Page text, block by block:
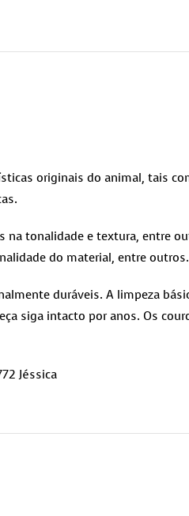
originais do animal, tais
na tonalidade e textura, entre
do material, entre outros.
duráveis. A limpeza
siga intacto por anos. Os
Jéssica